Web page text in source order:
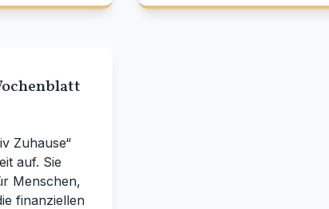
Zuhause“
auf. Sie
Menschen,
finanziellen